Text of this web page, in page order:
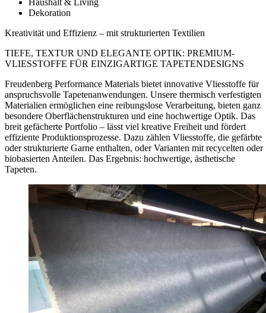
Dekoration
Kreativität und Effizienz – mit strukturierten Textilien
TIEFE, TEXTUR UND ELEGANTE OPTIK: PREMIUM-
VLIESSTOFFE FÜR EINZIGARTIGE TAPETENDESIGNS
Freudenberg Performance Materials bietet innovative Vliesstoffe für
anspruchsvolle Tapetenanwendungen. Unsere thermisch verfestigten
Materialien ermöglichen eine reibungslose Verarbeitung, bieten ganz
besondere Oberflächenstrukturen und eine hochwertige Optik. Das
breit gefächerte Portfolio – lässt viel kreative Freiheit und fördert
effiziente Produktionsprozesse. Dazu zählen Vliesstoffe, die gefärbte
oder strukturierte Garne enthalten, oder Varianten mit recycelten oder
biobasierten Anteilen. Das Ergebnis: hochwertige, ästhetische
Tapeten.